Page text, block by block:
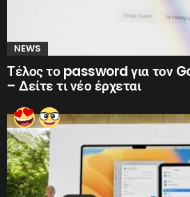
NEWS
Τέλος το password για τον
– Δείτε τι νέο έρχεται